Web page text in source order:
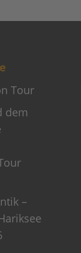
Tour
dem
–